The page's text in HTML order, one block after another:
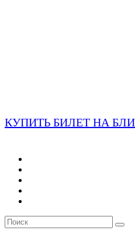
КУПИТЬ БИЛЕТ НА